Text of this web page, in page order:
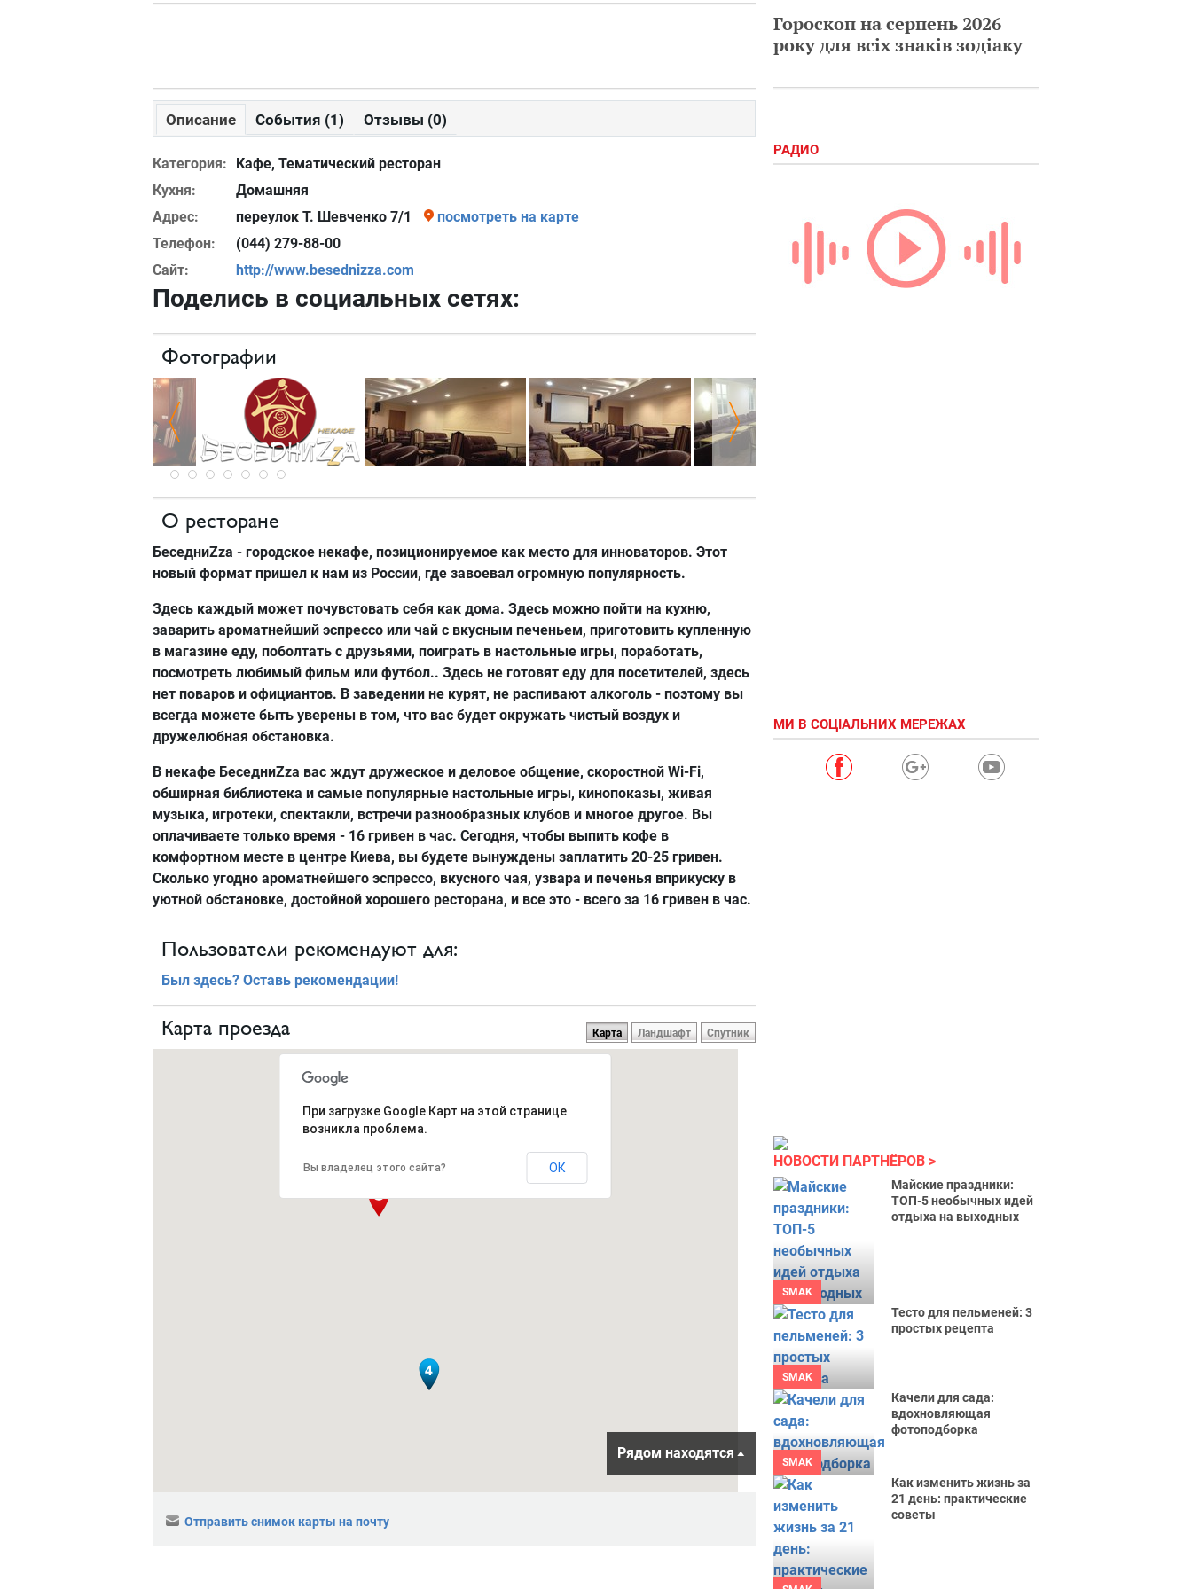
Описание События (1) Отзывы (0)
Категория:
Кафе, Тематический ресторан
Кухня:
Домашняя
Адрес:
переулок Т. Шевченко 7/1
посмотреть на карте
Телефон:
(044) 279-88-00
Сайт:
http://www.besednizza.com
Поделись в социальных сетях:
Фотографии
О ресторане
БеседниZza - городское некафе, позиционируемое как место для инноваторов. Этот
новый формат пришел к нам из России, где завоевал огромную популярность.
Здесь каждый может почувстовать себя как дома. Здесь можно пойти на кухню,
заварить ароматнейший эспрессо или чай с вкусным печеньем, приготовить купленную
в магазине еду, поболтать с друзьями, поиграть в настольные игры, поработать,
посмотреть любимый фильм или футбол.. Здесь не готовят еду для посетителей, здесь
нет поваров и официантов. В заведении не курят, не распивают алкоголь - поэтому вы
всегда можете быть уверены в том, что вас будет окружать чистый воздух и
дружелюбная обстановка.
В некафе БеседниZza вас ждут дружеское и деловое общение, скоростной Wi-Fi,
обширная библиотека и самые популярные настольные игры, кинопоказы, живая
музыка, игротеки, спектакли, встречи разнообразных клубов и многое другое. Вы
оплачиваете только время - 16 гривен в час. Cегодня, чтобы выпить кофе в
комфортном месте в центре Киева, вы будете вынуждены заплатить 20-25 гривен.
Сколько угодно ароматнейшего эспрессо, вкусного чая, узвара и печенья вприкуску в
уютной обстановке, достойной хорошего ресторана, и все это - всего за 16 гривен в час.
Пользователи рекомендуют для:
Был здесь? Оставь рекомендации!
Карта проезда Карта Ландшафт Спутник
При загрузке Google Карт на этой странице
возникла проблема.
Вы владелец этого сайта? ОК
Рядом находятся
Отправить снимок карты на почту
Гороскоп на серпень 2026
року для всіх знаків зодіаку
РАДИО
МИ В СОЦІАЛЬНИХ МЕРЕЖАХ
НОВОСТИ ПАРТНЁРОВ
SMAK
Майские праздники:
ТОП-5 необычных идей
отдыха на выходных
SMAK
Тесто для пельменей: 3
простых рецепта
SMAK
Качели для сада:
вдохновляющая
фотоподборка
Как изменить жизнь за
21 день: практические
советы